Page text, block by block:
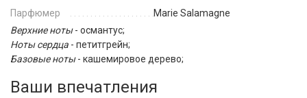
Парфюмер
Marie Salamagne
Верхние ноты- османтус;
Ноты сердца - петитгрейн;
Базовые ноты- кашемировое дерево;
Ваши впечатления